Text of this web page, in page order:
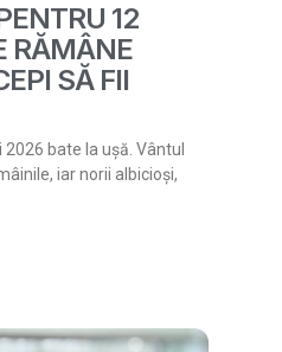
12
RĂMÂNE
SĂ FII
bate la ușă. Vântul
iar norii albicioși,